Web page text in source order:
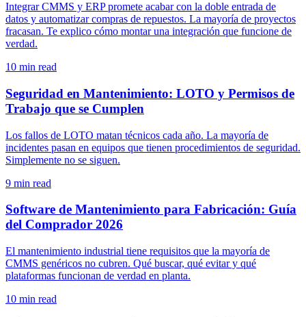
Integrar CMMS y ERP promete acabar con la doble entrada de
datos y automatizar compras de repuestos. La mayoría de proyectos
fracasan. Te explico cómo montar una integración que funcione de
verdad.
10 min read
Seguridad en Mantenimiento: LOTO y Permisos de
Trabajo que se Cumplen
Los fallos de LOTO matan técnicos cada año. La mayoría de
incidentes pasan en equipos que tienen procedimientos de seguridad.
Simplemente no se siguen.
9 min read
Software de Mantenimiento para Fabricación: Guía
del Comprador 2026
El mantenimiento industrial tiene requisitos que la mayoría de
CMMS genéricos no cubren. Qué buscar, qué evitar y qué
plataformas funcionan de verdad en planta.
10 min read